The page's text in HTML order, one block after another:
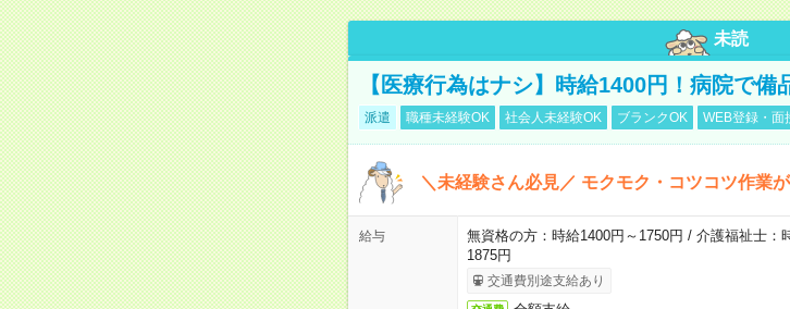
未読
【医療行為はナシ】時給1400円！病院で備
派遣 職種未経験OK 社会人未経験OK ブランクOK WEB登録・面
＼未経験さん必見／ モクモク・コツコツ作業
給与
無資格の方：時給1400円～1750円 / 介護福祉士：
1875円
交通費別途支給あり